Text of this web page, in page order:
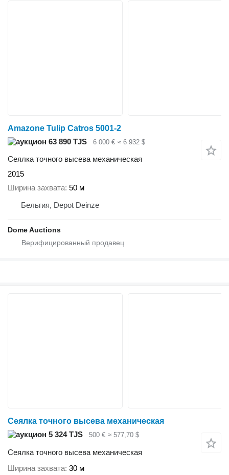
Amazone Tulip Catros 5001-2
63 890 TJS
6 000 € ≈ 6 932 $
Сеялка точного высева механическая
2015
Ширина захвата 50 м
Бельгия, Depot Deinze
Dome Auctions
Сеялка точного высева механическая
5 324 TJS
500 € ≈ 577,70 $
Сеялка точного высева механическая
Ширина захвата 30 м